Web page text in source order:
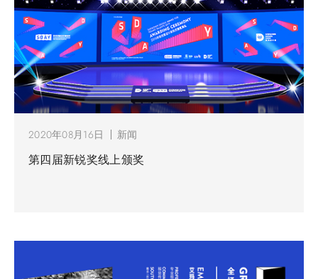
2020年08月16日 新闻
第四届新锐奖线上颁奖